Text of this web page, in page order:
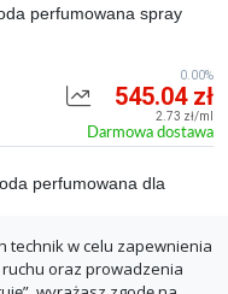
perfumowana spray
545.04 zł
2.73 zł/ml
Darmowa dostawa
0.00%
perfumowana dla
549.00 zł
0.00%
technik w celu zapewnienia
oraz prowadzenia